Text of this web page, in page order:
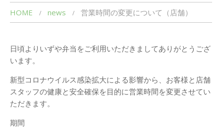
HOME news 営業時間の変更について（店舗）
日頃よりいずや弁当をご利用いただきましてありがとうござ
います。
新型コロナウイルス感染拡大による影響から、お客様と店舗
スタッフの健康と安全確保を目的に営業時間を変更させてい
ただきます。
期間